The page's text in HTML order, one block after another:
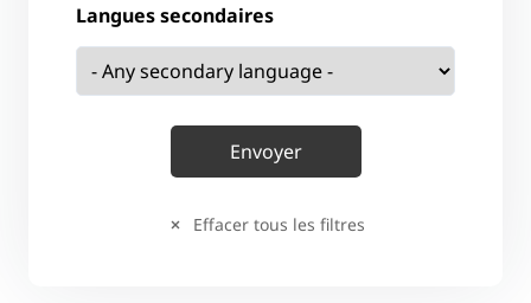
Langues secondaires
Effacer tous les filtres